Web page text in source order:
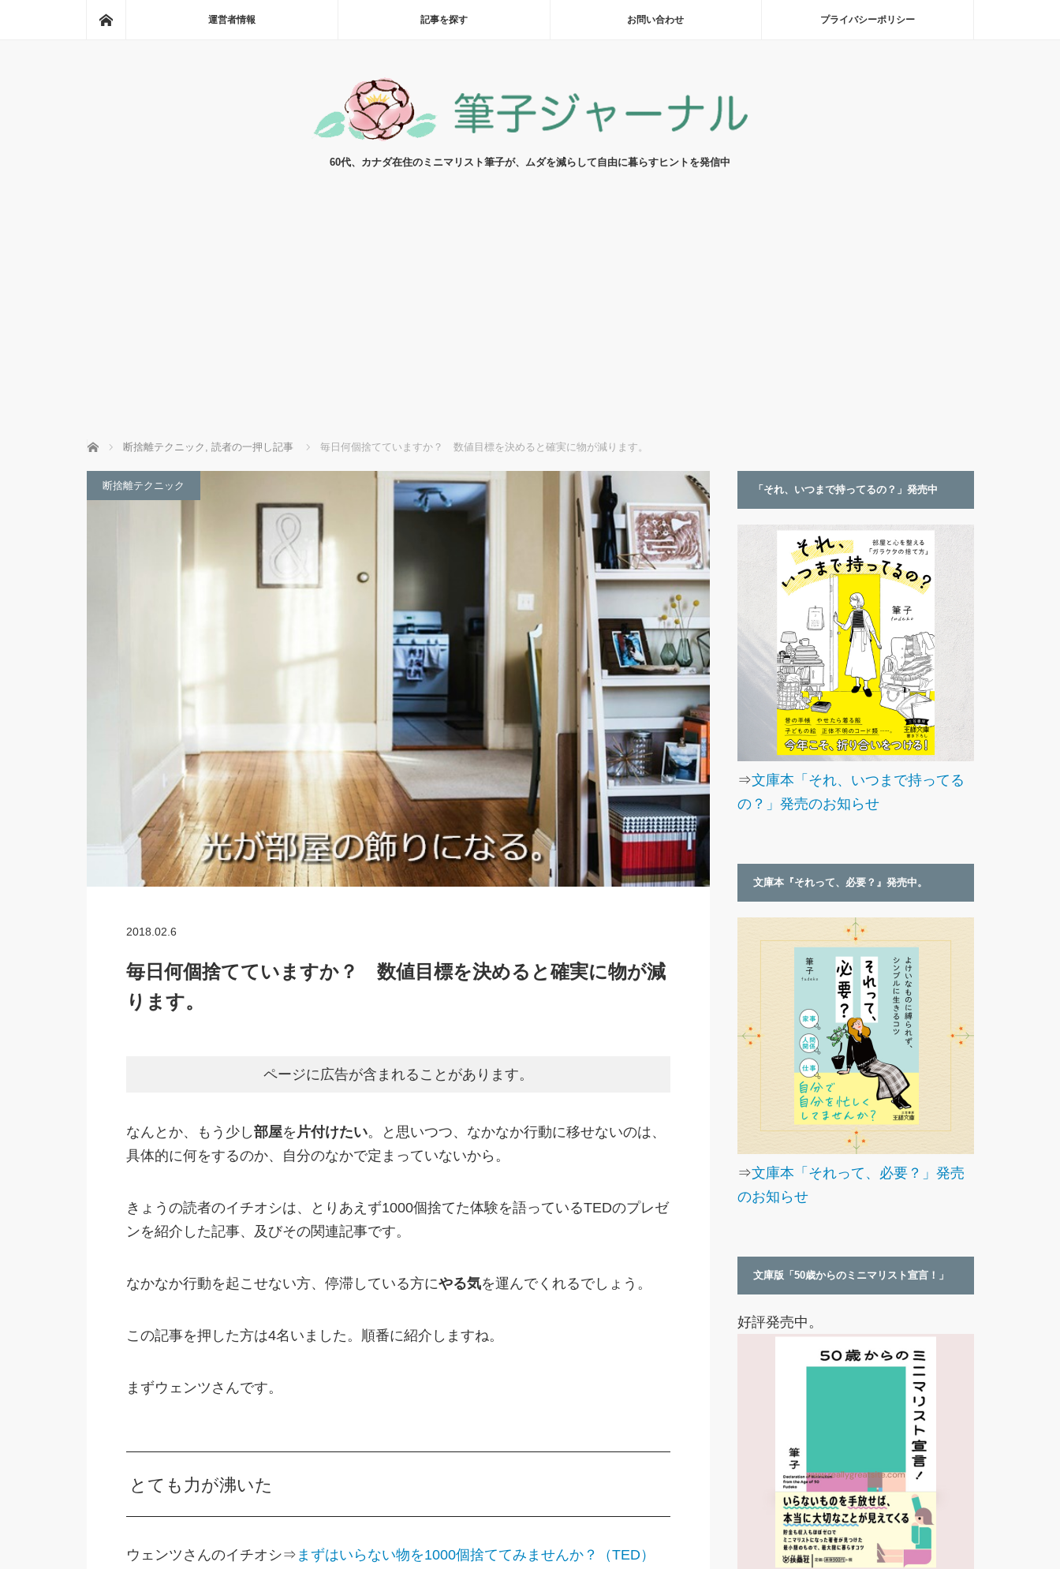
運営者情報 記事を探す お問い合わせ プライバシーポリシー
60代、カナダ在住のミニマリスト筆子が、ムダを減らして自由に暮らすヒントを発信中
ホーム 断捨離テクニック , 読者の一押し記事 毎日何個捨てていますか？ 数値目標を決めると確実に物が減ります。
断捨離テクニック
2018.02.6
毎日何個捨てていますか？ 数値目標を決めると確実に物が減
ります。
ページに広告が含まれることがあります。
なんとか、もう少し部屋を 片付けたい。と思いつつ、なかなか行動に移せないのは、
具体的に何をするのか、自分のなかで定まっていないから。
きょうの読者のイチオシは、とりあえず1000個捨てた体験を語っているTEDのプレゼ
ンを紹介した記事、及びその関連記事です。
なかなか行動を起こせない方、停滞している方にやる気を運んでくれるでしょう。
この記事を押した方は4名いました。順番に紹介しますね。
まずウェンツさんです。
とても力が沸いた
ウェンツさんのイチオシ⇒ まずはいらない物を1000個捨ててみませんか？（TED）
「それ、いつまで持ってるの？」発売中
⇒文庫本「それ、いつまで持ってる
の？」発売のお知らせ
文庫本『それって、必要？』発売中。
⇒文庫本「それって、必要？」発売
のお知らせ
文庫版「50歳からのミニマリスト宣言！」
好評発売中。